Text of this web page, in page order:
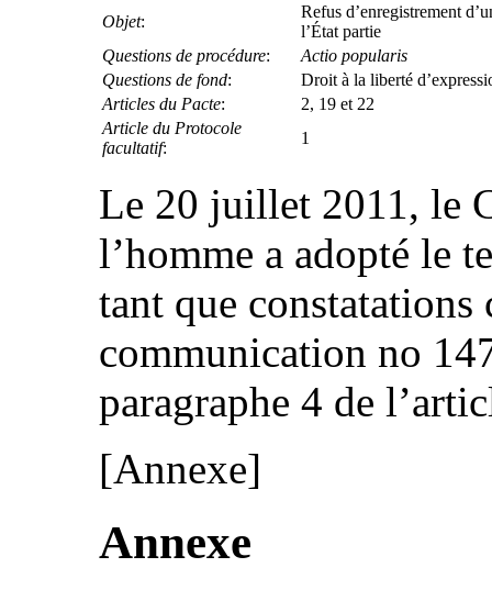
Objet:
Refus d’enregistrement
l’État partie
Questions de procédure:
Actio popularis
Questions de fond:
Droit à la liberté
Articles du Pacte:
2, 19 et 22
Article du Protocole
facultatif:
1
Le 20 juillet 2011, le
l’homme a adopté le
tant que constatations
communication no
paragraphe 4 de
[Annexe]
Annexe